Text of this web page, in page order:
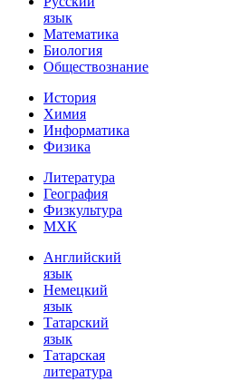
язык
Математика
Биология
Обществознание
История
Химия
Информатика
Физика
Литература
География
Физкультура
МХК
Английский
язык
Немецкий
язык
Татарский
язык
Татарская
литература